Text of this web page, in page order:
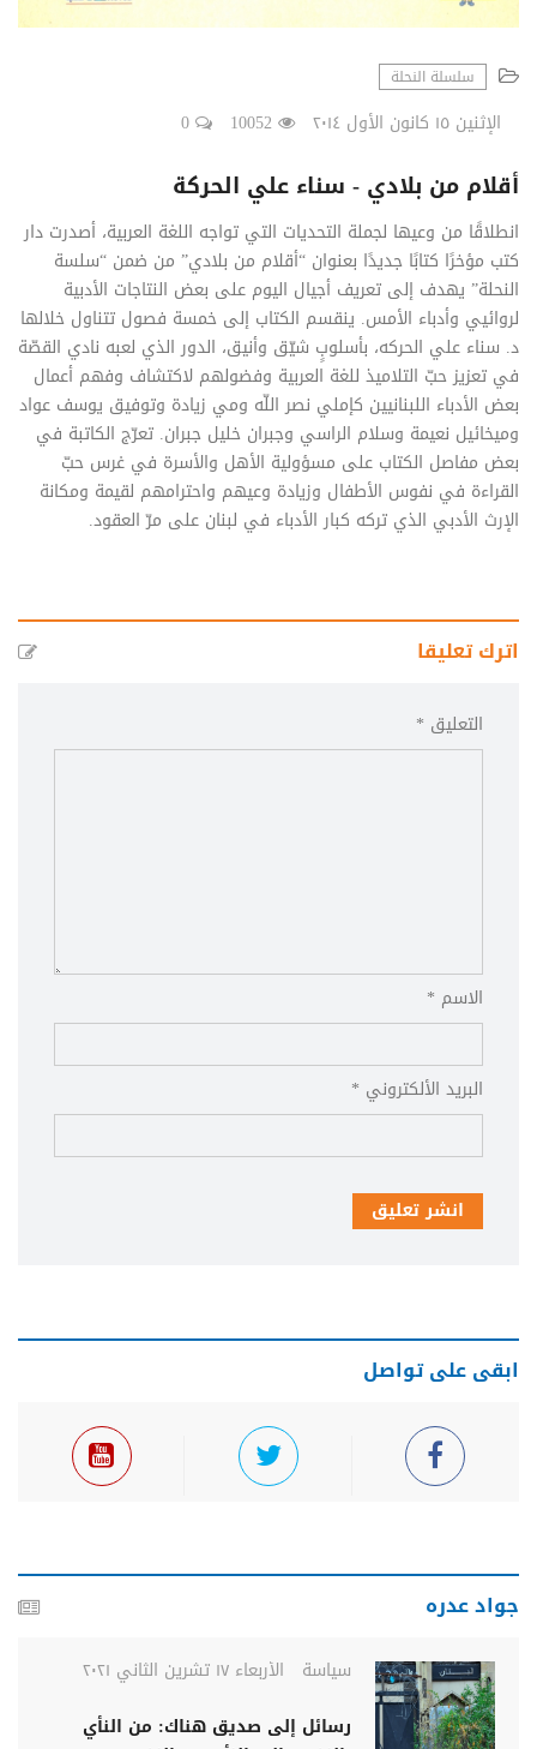
سلسلة النحلة
الإثنين ١٥ كانون الأول ٢٠١٤ 10052
0
أقلام من بلادي - سناء علي الحركة
انطلاقًا من وعيها لجملة التحديات التي تواجه اللغة العربية، أصدرت دار
كتب مؤخرًا كتابًا جديدًا بعنوان “أقلام من بلادي” من ضمن “سلسة
النحلة” يهدف إلى تعريف أجيال اليوم على بعض النتاجات الأدبية
لروائيي وأدباء الأمس. ينقسم الكتاب إلى خمسة فصول تتناول خلالها
د. سناء علي الحركه، بأسلوبٍ شيّق وأنيق، الدور الذي لعبه نادي القصّة
في تعزيز حبّ التلاميذ للغة العربية وفضولهم لاكتشاف وفهم أعمال
بعض الأدباء اللبنانيين كإملي نصر اللّه ومي زيادة وتوفيق يوسف عواد
وميخائيل نعيمة وسلام الراسي وجبران خليل جبران. تعرّج الكاتبة في
بعض مفاصل الكتاب على مسؤولية الأهل والأسرة في غرس حبّ
القراءة في نفوس الأطفال وزيادة وعيهم واحترامهم لقيمة ومكانة
الإرث الأدبي الذي تركه كبار الأدباء في لبنان على مرّ العقود.
اترك تعليقا
التعليق *
الاسم *
البريد الألكتروني *
انشر تعليق
ابقى على تواصل
جواد عدره
سياسة
الأربعاء ١٧ تشرين الثاني ٢٠٢١
رسائل إلى صديق هناك: من النأي